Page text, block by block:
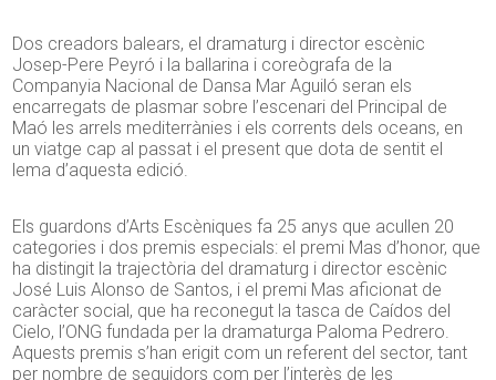
Dos creadors balears, el dramaturg i director escènic
Josep-Pere Peyró i la ballarina i coreògrafa de la
Companyia Nacional de Dansa Mar Aguiló seran els
encarregats de plasmar sobre l’escenari del Principal de
Maó les arrels mediterrànies i els corrents dels oceans, en
un viatge cap al passat i el present que dota de sentit el
lema d’aquesta edició.
Els guardons d’Arts Escèniques fa 25 anys que acullen 20
categories i dos premis especials: el premi Mas d’honor, que
ha distingit la trajectòria del dramaturg i director escènic
José Luis Alonso de Santos, i el premi Mas aficionat de
caràcter social, que ha reconegut la tasca de Caídos del
Cielo, l’ONG fundada per la dramaturga Paloma Pedrero.
Aquests premis s’han erigit com un referent del sector, tant
per nombre de seguidors com per l’interès de les